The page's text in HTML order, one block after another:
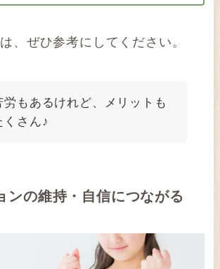
、ぜひ参考にしてください。
労もあるけれど、メリットも
くさん♪
ンの維持・自信につながる